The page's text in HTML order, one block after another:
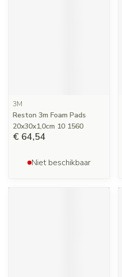
3M
Reston 3m Foam Pads
20x30x1,0cm 10 1560
€ 64,54
Niet beschikbaar